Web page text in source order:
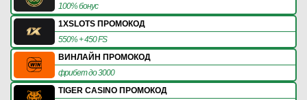
100% бонус
1XSLOTS ПРОМОКОД
550% + 450 FS
ВИНЛАЙН ПРОМОКОД
фрибет до 3000
TIGER CASINO ПРОМОКОД